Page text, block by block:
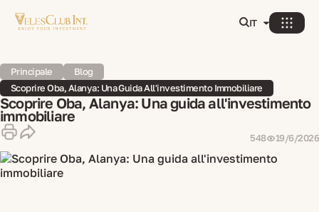
IT
Principale
Blog
Scoprire Oba, Alanya: Una Guida All'investimento Immobiliare
Scoprire Oba, Alanya: Una guida all'investimento
immobiliare
548 19/6/2026